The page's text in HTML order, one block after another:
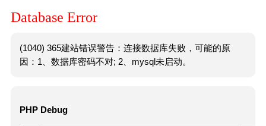
Database Error
(1040) 365建站错误警告：连接数据库失败，可能的原
因：1、数据库密码不对; 2、mysql未启动。
PHP Debug